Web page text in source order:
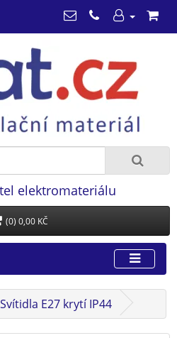
elektromateriálu
(0) 0,00 KČ
Svítidla E27 krytí IP44